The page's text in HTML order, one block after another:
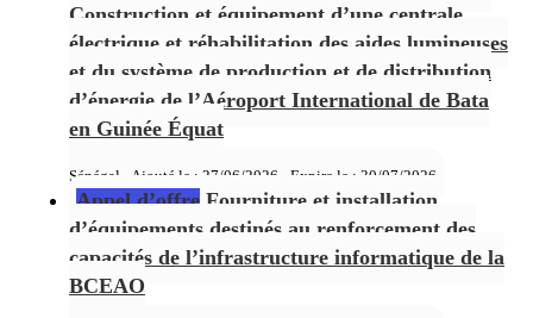
Construction et équipement d’une centrale
électrique et réhabilitation des aides lumineuses
et du système de production et de distribution
d’énergie de l’Aéroport International de Bata
en Guinée Équat
Sénégal - Ajouté le : 27/06/2026 - Expire le : 30/07/2026
Appel d’offre Fourniture et installation
d’équipements destinés au renforcement des
capacités de l’infrastructure informatique de la
BCEAO